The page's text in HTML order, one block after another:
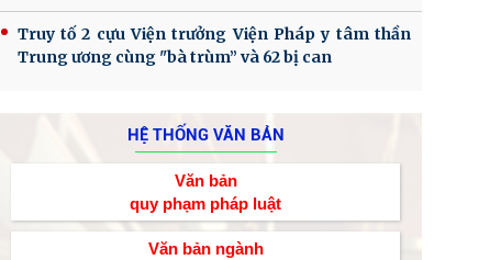
Truy tố 2 cựu Viện trưởng Viện Pháp y tâm thần
Trung ương cùng "bà trùm” và 62 bị can
HỆ THỐNG VĂN BẢN
Văn bản
quy phạm pháp luật
Văn bản ngành